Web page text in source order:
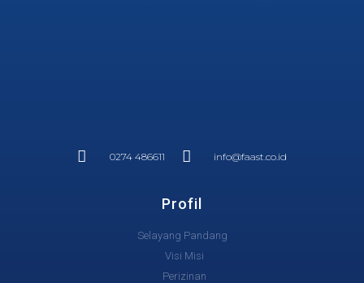
0274 486611 info@faast.co.id
Profil
Selayang Pandang
Visi Misi
Perizinan